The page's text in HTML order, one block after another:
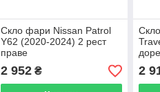
Скло фари Nissan Patrol
Y62 (2020-2024) 2 рест
праве
2 952₴ 2